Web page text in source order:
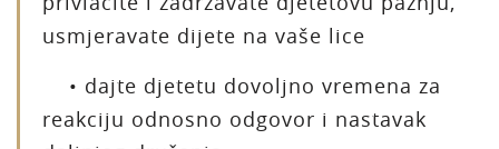
usmjeravate dijete na vaše lice
• dajte djetetu dovoljno vremena za
reakciju odnosno odgovor i nastavak